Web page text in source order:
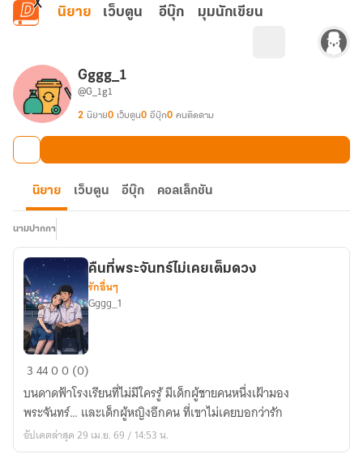
ข้ามไปยังเนื้อหาหลัก
นิยาย เว็บตูน อีบุ๊ก มุมนักเขียน
Gggg_1
@G_1g1
2 นิยาย0 เว็บตูน0 อีบุ๊ก0 คนติดตาม
นิยาย เว็บตูน อีบุ๊ก คอลเล็กชัน
นามปากกา
คืน
พระจันทร์
ไม่
เคย
คืนที่พระจันทร์ไม่เคยเต็มดวง
รักอื่นๆ
Gggg_1
34400 (0)
บนดาดฟ้าโรงเรียนที่ไม่มีใครรู้ มีเด็กผู้ชายคนหนึ่งเฝ้ามอง
พระจันทร์… และเด็กผู้หญิงอีกคน ที่เขาไม่เคยบอกว่ารัก
อัปเดตล่าสุด 29 เม.ย. 69 / 14:53 น.